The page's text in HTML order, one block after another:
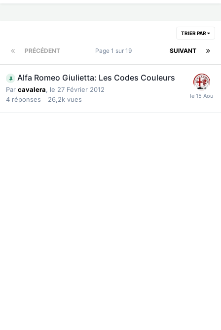
TRIER PAR
PRÉCÉDENT SUIVANT
Page 1 sur 19
Alfa Romeo Giulietta: Les Codes Couleurs
Par cavalera, le 27 Février 2012
4 réponses 26,2k vues